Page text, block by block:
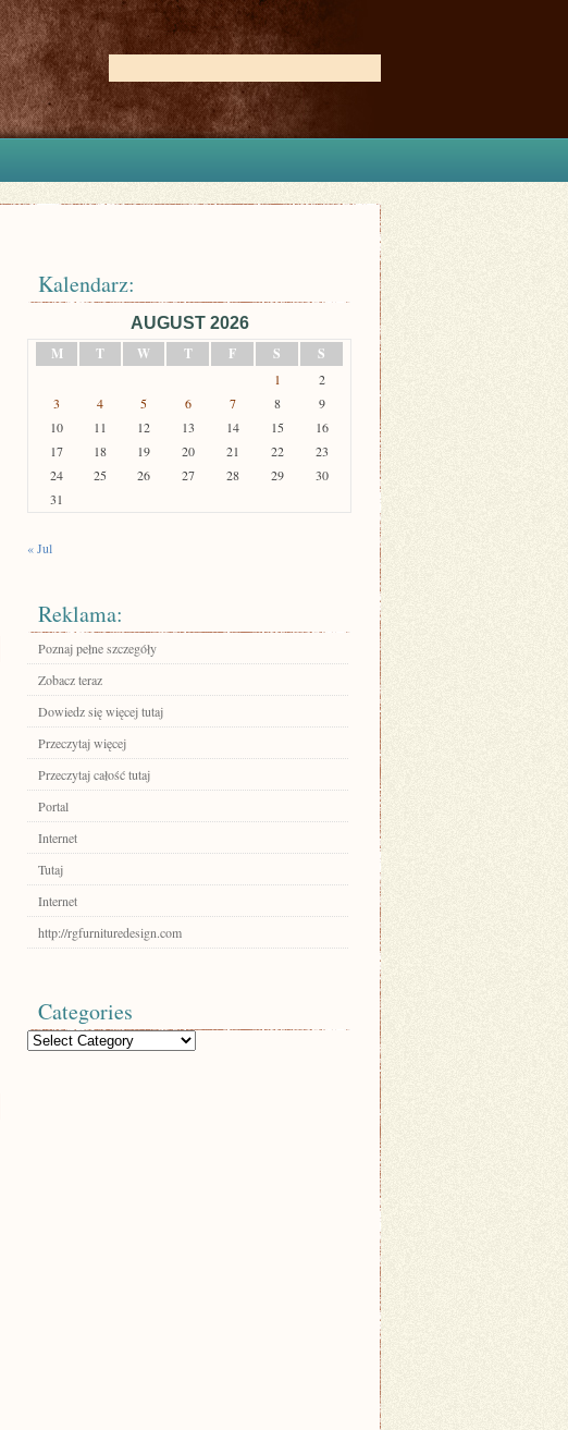
Kalendarz:
AUGUST 2026
M
T W T F S S
1
2
3
4 5 6 7 8
9
10
11 12 13 14 15
16
17
18 19 20 21 22
23
24
25 26 27 28 29
30
31
« Jul
Reklama:
Poznaj pełne szczegóły
Zobacz teraz
Dowiedz się więcej tutaj
Przeczytaj więcej
Przeczytaj całość tutaj
Portal
Internet
Tutaj
Internet
http://rgfurnituredesign.com
Categories
Categories